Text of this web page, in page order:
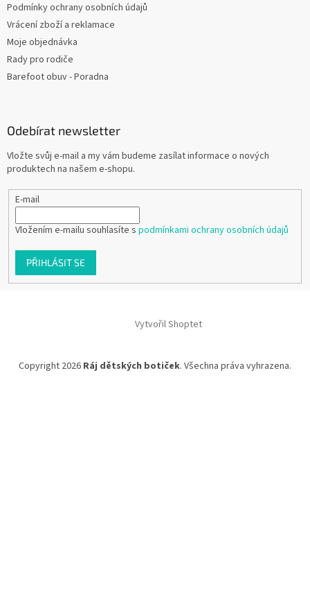
Podmínky ochrany osobních údajů
Vrácení zboží a reklamace
Moje objednávka
Rady pro rodiče
Barefoot obuv - Poradna
Odebírat newsletter
Vložte svůj e-mail a my vám budeme zasílat informace o nových
produktech na našem e-shopu.
E-mail
Vložením e-mailu souhlasíte s podmínkami ochrany osobních údajů
PŘIHLÁSIT SE
Vytvořil Shoptet
Copyright 2026 Ráj dětských botiček. Všechna práva vyhrazena.